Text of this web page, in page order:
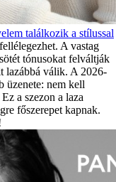
találkozik a stílussal
A vastag
tónusokat felváltják
lazábbá válik. A 2026-
üzenete: nem kell
a szezon a laza
főszerepet kapnak.